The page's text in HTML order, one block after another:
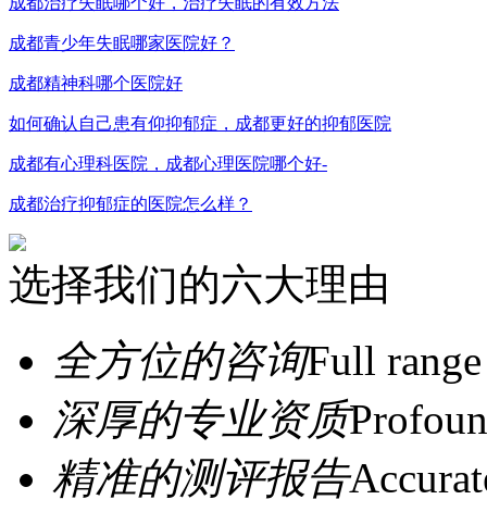
成都青少年失眠哪家医院好？
成都精神科哪个医院好
如何确认自己患有仰抑郁症，成都更好的抑郁医院
成都有心理科医院，成都心理医院哪个好-
成都治疗抑郁症的医院怎么样？
选择我们的六大理由
全方位的咨询Full
深厚的专业资质
精准的测评报告